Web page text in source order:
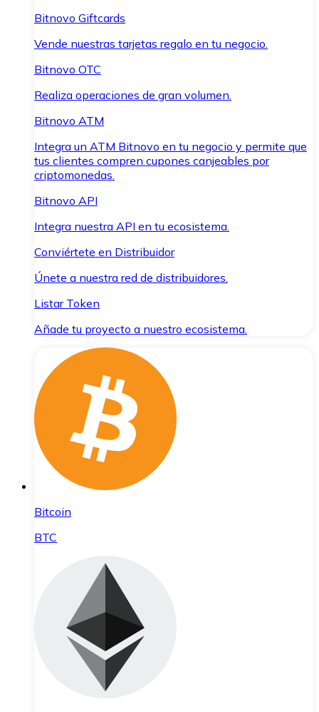
Bitnovo Giftcards
Vende nuestras tarjetas regalo en tu negocio.
Bitnovo OTC
Realiza operaciones de gran volumen.
Bitnovo ATM
Integra un ATM Bitnovo en tu negocio y permite que
tus clientes compren cupones canjeables por
criptomonedas.
Bitnovo API
Integra nuestra API en tu ecosistema.
Conviértete en Distribuidor
Únete a nuestra red de distribuidores.
Listar Token
Añade tu proyecto a nuestro ecosistema.
Bitcoin
BTC